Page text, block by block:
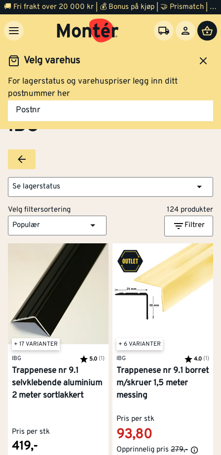
🚚 Fri frakt over 20 000 kr | 💰 Bonus på kjøp | 🤝 Prismatch | ⭐ 100% fornøyd garanti | 🏪 140 byggevarehus
Velg varehus
For lagerstatus og varehuspriser legg inn ditt
postnummer her
Postnr
Brands IBG
IBG
Se lagerstatus
Velg filtersortering
124 produkter
Populær
Filtrer
+ 17 VARIANTER
IBG
Karakter:
5.0 (1) av 5 mulige
Trappenese nr 9.1
selvklebende aluminium
2 meter sortlakkert
Pris per stk
419,-
+ 6 VARIANTER
IBG
Karakter:
4.0 (1)
Trappenese nr 9.1 borret
m/skruer 1,5 meter
messing
Pris per stk
93,80
Opprinnelig pris 279,-